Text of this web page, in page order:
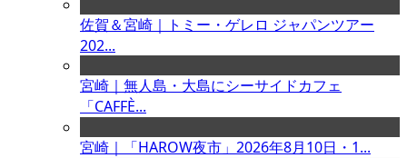
佐賀＆宮崎｜トミー・ゲレロ ジャパンツアー
202...
宮崎｜無人島・大島にシーサイドカフェ
「CAFFÈ...
宮崎｜「HAROW夜市」2026年8月10日・1...